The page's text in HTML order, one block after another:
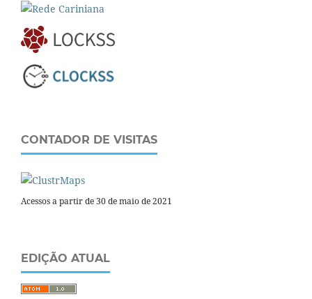
CONTADOR DE VISITAS
Acessos a partir de 30 de maio de 2021
EDIÇÃO ATUAL